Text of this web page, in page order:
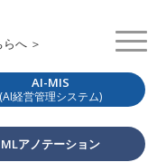
へ ＞
AI-MIS
(AI経営管理システム)
MLアノテーション